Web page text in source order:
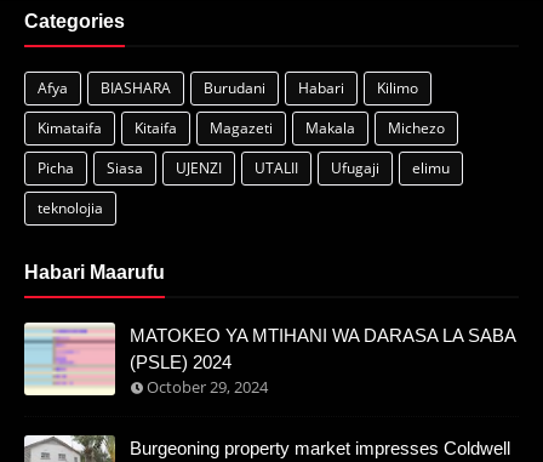
Categories
Afya BIASHARA Burudani Habari
Kilimo
Kimataifa
Kitaifa Magazeti Makala
Michezo
Picha
Siasa UJENZI UTALII Ufugaji
elimu
teknolojia
Habari Maarufu
MATOKEO YA MTIHANI WA DARASA LA SABA
(PSLE) 2024
October 29, 2024
Burgeoning property market impresses Coldwell